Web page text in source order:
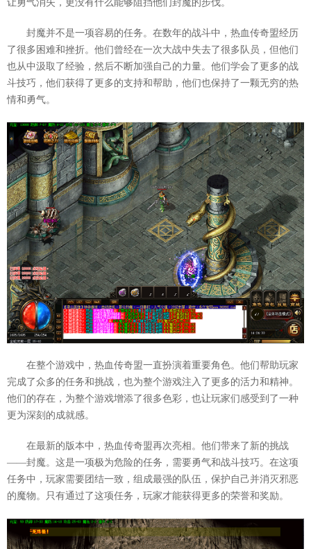
让勇气消失，更没有什么能够阻挡他们封魔的步伐。
封魔并不是一项容易的任务。在数年的战斗中，热血传奇盟经历
了很多困难和挫折。他们曾经在一次大战中失去了很多队员，但他们
也从中汲取了经验，然后不断加强自己的力量。他们学会了更多的战
斗技巧，他们获得了更多的支持和帮助，他们也保持了一颗无穷的热
情和勇气。
在整个游戏中，热血传奇盟一直扮演着重要角色。他们帮助玩家
完成了众多的任务和挑战，也为整个游戏注入了更多的活力和精神。
他们的存在，为整个游戏增添了很多色彩，也让玩家们感受到了一种
更为深刻的成就感。
在最新的版本中，热血传奇盟再次亮相。他们带来了新的挑战
——封魔。这是一项极为危险的任务，需要勇气和战斗技巧。在这项
任务中，玩家需要团结一致，组成最强的队伍，保护自己并消灭邪恶
的魔物。只有通过了这项任务，玩家才能获得更多的荣誉和奖励。